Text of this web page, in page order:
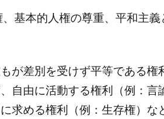
基本的人権の尊重、平和主義
が差別を受けず平等である権
自由に活動する権利（例：言
求める権利（例：生存権）な